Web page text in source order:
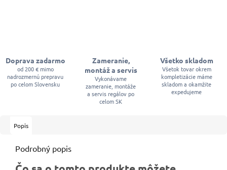
Doprava zadarmo
od 200 € mimo
nadrozmernú prepravu
po celom Slovensku
Zameranie,
montáž a servis
Vykonávame
zameranie, montáže
a servis regálov po
celom SK
Všetko skladom
Všetok tovar okrem
kompletizácie máme
skladom a okamžite
expedujeme
Popis
Podrobný popis